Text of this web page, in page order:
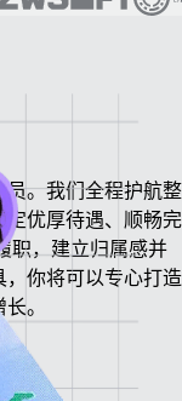
员。我们全程护航整
定优厚待遇、顺畅完
职，建立归属感并
，你将可以专心打造
。